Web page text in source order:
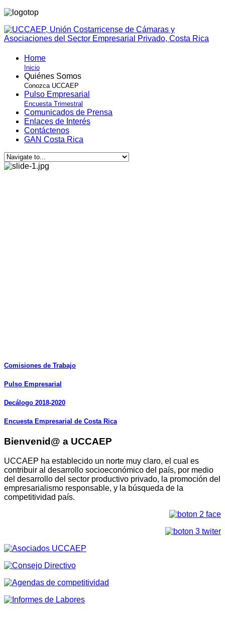
Home
Inicio
Quiénes Somos
Conozca UCCAEP
Pulso Empresarial
Encuesta Trimestral
Comunicados de Prensa
Enlaces de Interés
Contáctenos
GAN Costa Rica
Comisiones de Trabajo
Pulso Empresarial
Decálogo 2018-2020
Encuesta Empresarial de Costa Rica
Bienvenid@ a UCCAEP
UCCAEP ha establecido un norte muy claro, el cual es
contribuir al desarrollo socioeconómico del país, por medio
del desarrollo del sector productivo privado, la promoción del
empresarialismo responsable, y la búsqueda de la
competitividad país.